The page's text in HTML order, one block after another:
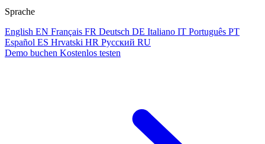
Sprache
English EN Français FR Deutsch DE Italiano IT Português PT
Español ES Hrvatski HR Русский RU
Demo buchen Kostenlos testen